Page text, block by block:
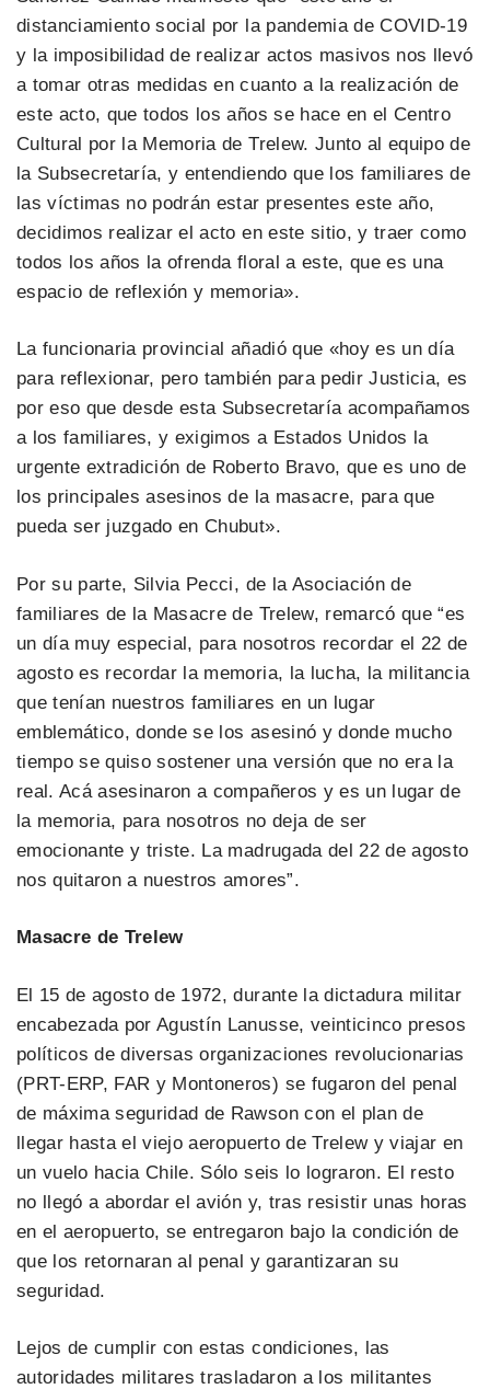
distanciamiento social por la pandemia de COVID-19
y la imposibilidad de realizar actos masivos nos llevó
a tomar otras medidas en cuanto a la realización de
este acto, que todos los años se hace en el Centro
Cultural por la Memoria de Trelew. Junto al equipo de
la Subsecretaría, y entendiendo que los familiares de
las víctimas no podrán estar presentes este año,
decidimos realizar el acto en este sitio, y traer como
todos los años la ofrenda floral a este, que es una
espacio de reflexión y memoria».
La funcionaria provincial añadió que «hoy es un día
para reflexionar, pero también para pedir Justicia, es
por eso que desde esta Subsecretaría acompañamos
a los familiares, y exigimos a Estados Unidos la
urgente extradición de Roberto Bravo, que es uno de
los principales asesinos de la masacre, para que
pueda ser juzgado en Chubut».
Por su parte, Silvia Pecci, de la Asociación de
familiares de la Masacre de Trelew, remarcó que “es
un día muy especial, para nosotros recordar el 22 de
agosto es recordar la memoria, la lucha, la militancia
que tenían nuestros familiares en un lugar
emblemático, donde se los asesinó y donde mucho
tiempo se quiso sostener una versión que no era la
real. Acá asesinaron a compañeros y es un lugar de
la memoria, para nosotros no deja de ser
emocionante y triste. La madrugada del 22 de agosto
nos quitaron a nuestros amores”.
Masacre de Trelew
El 15 de agosto de 1972, durante la dictadura militar
encabezada por Agustín Lanusse, veinticinco presos
políticos de diversas organizaciones revolucionarias
(PRT-ERP, FAR y Montoneros) se fugaron del penal
de máxima seguridad de Rawson con el plan de
llegar hasta el viejo aeropuerto de Trelew y viajar en
un vuelo hacia Chile. Sólo seis lo lograron. El resto
no llegó a abordar el avión y, tras resistir unas horas
en el aeropuerto, se entregaron bajo la condición de
que los retornaran al penal y garantizaran su
seguridad.
Lejos de cumplir con estas condiciones, las
autoridades militares trasladaron a los militantes